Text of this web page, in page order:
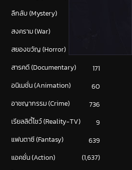
ลึกลับ (Mystery)
สงคราม (War)
สยองขวัญ (Horror)
สารคดี (Documentary)
171
อนิเมชั่น (Animation)
60
อาชญากรรม (Crime)
736
เรียลลิตี้โชว์ (Reality-TV)
9
แฟนตาซี (Fantasy)
639
แอคชั่น (Action)
(1,637)